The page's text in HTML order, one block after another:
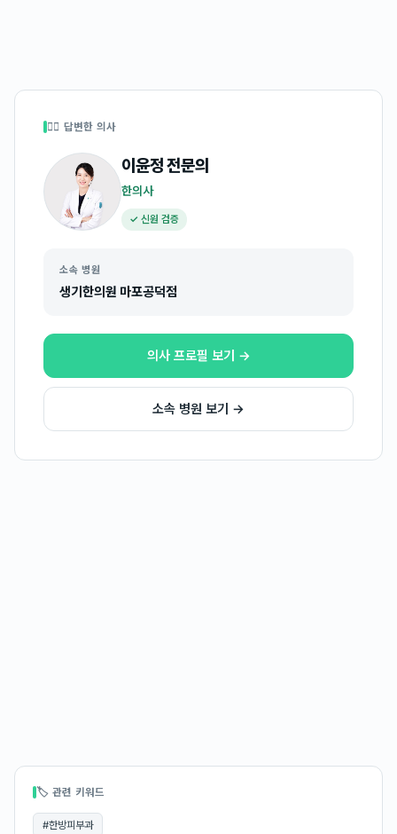
👩‍⚕️ 답변한 의사
이윤정전문의
한의사
✓ 신원 검증
소속 병원
생기한의원 마포공덕점
의사 프로필 보기 →
소속 병원 보기 →
🏷 관련 키워드
#한방피부과